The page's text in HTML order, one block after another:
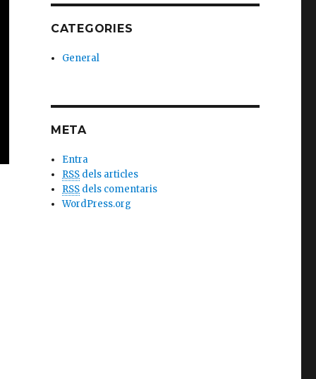
CATEGORIES
General
META
Entra
RSS dels articles
RSS dels comentaris
WordPress.org